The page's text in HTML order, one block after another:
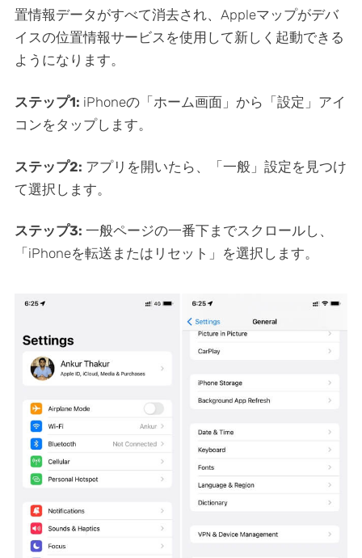
置情報データがすべて消去され、Appleマップがデバ
イスの位置情報サービスを使用して新しく起動できる
ようになります。
ステップ1: iPhoneの「ホーム画面」から「設定」アイ
コンをタップします。
ステップ2: アプリを開いたら、「一般」設定を見つけ
て選択します。
ステップ3: 一般ページの一番下までスクロールし、
「iPhoneを転送またはリセット」を選択します。